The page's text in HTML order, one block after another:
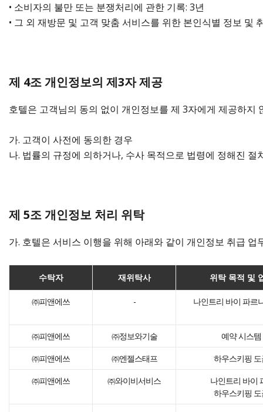
• 소비자의 불만 또는 분쟁처리에 관한 기록: 3년
• 그 외 재방문 및 고객 맞춤 서비스를 위한 본인식별 정보 및
제 4조 개인정보의 제3자 제공
호텔은 고객님의 동의 없이 개인정보를 제 3자에게 제공하지
가. 고객이 사전에 동의한 경우
나. 법률의 규정에 의하거나, 수사 목적으로 법령에 정해진
제 5조 개인정보 처리 위탁
가. 호텔은 서비스 이행을 위해 아래와 같이 개인정보 취급
수탁자 재위탁사 위탁 목적 및
㈜피앤에쓰 - 나인트리 바이 파르
㈜피앤에쓰 ㈜정보와기술
예약 시스
㈜피앤에쓰
㈜엔젤스태프
하우스키핑
㈜피앤에쓰
㈜와이비서비스
나인트리 바이
하우스키핑